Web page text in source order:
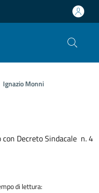
Ignazio Monni
Decreto Sindacale n. 4
di lettura: